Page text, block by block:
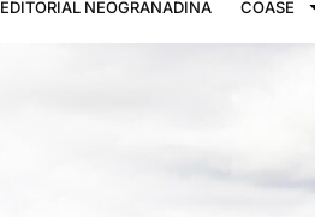
EDITORIAL NEOGRANADINA COASE